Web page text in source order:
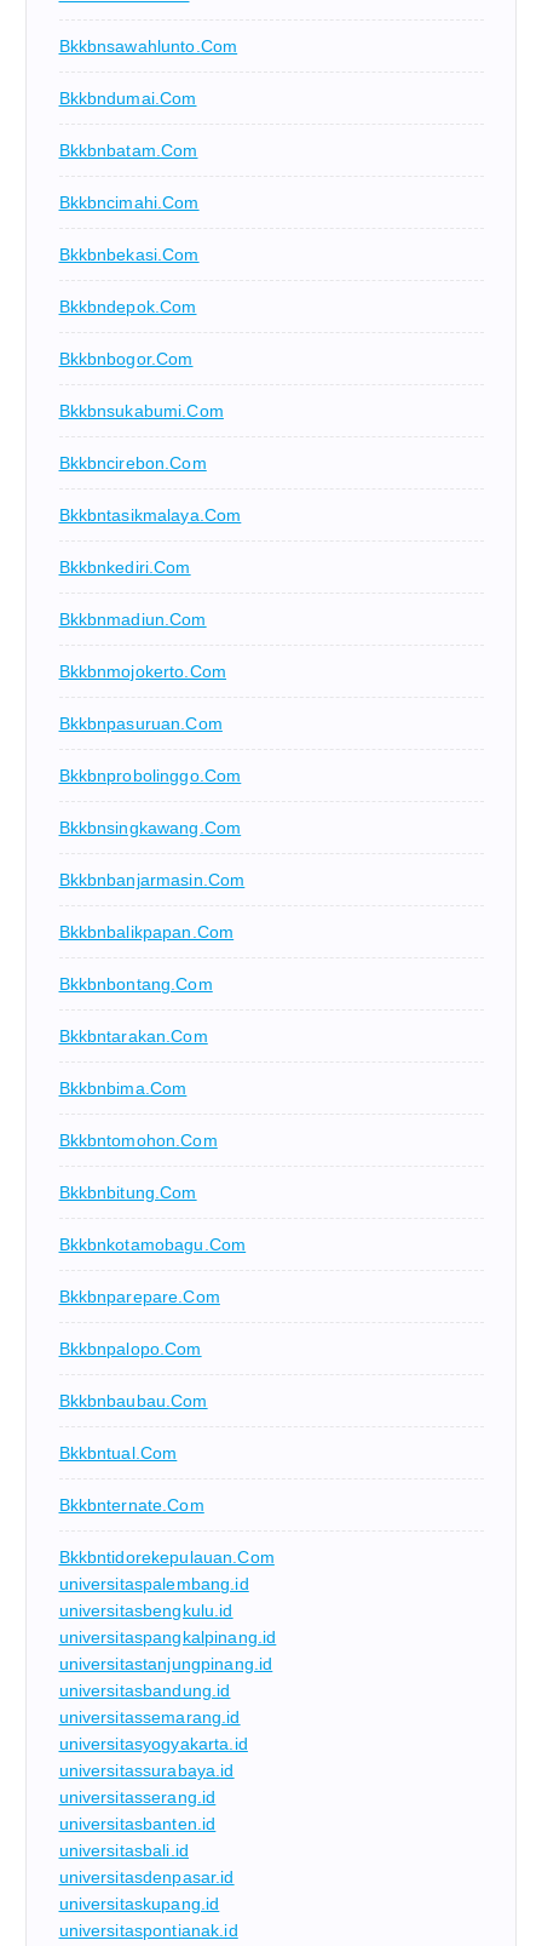
Bkkbnsawahlunto.com
Bkkbndumai.com
Bkkbnbatam.com
Bkkbncimahi.com
Bkkbnbekasi.com
Bkkbndepok.com
Bkkbnbogor.com
Bkkbnsukabumi.com
Bkkbncirebon.com
Bkkbntasikmalaya.com
Bkkbnkediri.com
Bkkbnmadiun.com
Bkkbnmojokerto.com
Bkkbnpasuruan.com
Bkkbnprobolinggo.com
Bkkbnsingkawang.com
Bkkbnbanjarmasin.com
Bkkbnbalikpapan.com
Bkkbnbontang.com
Bkkbntarakan.com
Bkkbnbima.com
Bkkbntomohon.com
Bkkbnbitung.com
Bkkbnkotamobagu.com
Bkkbnparepare.com
Bkkbnpalopo.com
Bkkbnbaubau.com
Bkkbntual.com
Bkkbnternate.com
Bkkbntidorekepulauan.com
universitaspalembang.id
universitasbengkulu.id
universitaspangkalpinang.id
universitastanjungpinang.id
universitasbandung.id
universitassemarang.id
universitasyogyakarta.id
universitassurabaya.id
universitasserang.id
universitasbanten.id
universitasbali.id
universitasdenpasar.id
universitaskupang.id
universitaspontianak.id